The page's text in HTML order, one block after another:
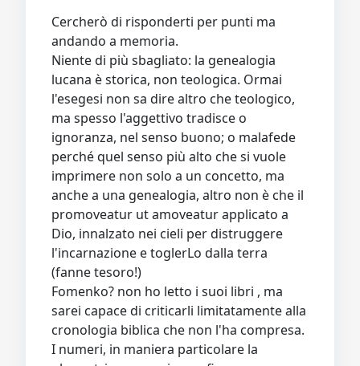
Cercherò di risponderti per punti ma
andando a memoria.
Niente di più sbagliato: la genealogia
lucana è storica, non teologica. Ormai
l'esegesi non sa dire altro che teologico,
ma spesso l'aggettivo tradisce o
ignoranza, nel senso buono; o malafede
perché quel senso più alto che si vuole
imprimere non solo a un concetto, ma
anche a una genealogia, altro non è che il
promoveatur ut amoveatur applicato a
Dio, innalzato nei cieli per distruggere
l'incarnazione e toglerLo dalla terra
(fanne tesoro!)
Fomenko? non ho letto i suoi libri , ma
sarei capace di criticarli limitatamente alla
cronologia biblica che non l'ha compresa.
I numeri, in maniera particolare la